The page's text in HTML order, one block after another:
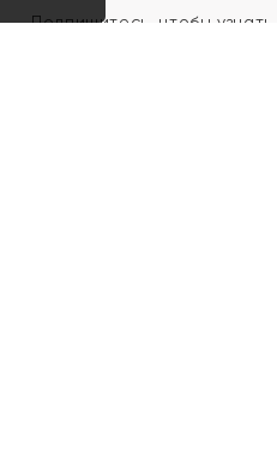
Подпишитесь, чтобы